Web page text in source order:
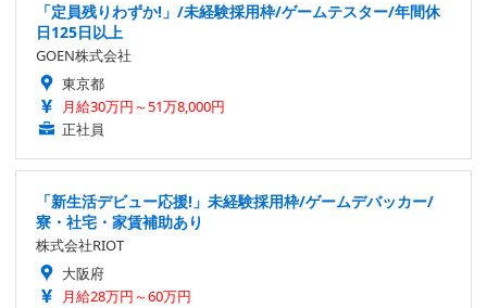
「定員残りわずか!」/未経験採用枠/ゲームテスター/年間休
日125日以上
GOEN株式会社
東京都
月給30万円～51万8,000円
正社員
「新生活デビュー応援!」未経験採用枠/ゲームデバッカー/
寮・社宅・家賃補助あり
株式会社RIOT
大阪府
月給28万円～60万円